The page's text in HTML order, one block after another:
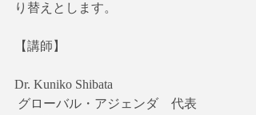
り替えとします。
【講師】
Dr. Kuniko Shibata
グローバル・アジェンダ　代表